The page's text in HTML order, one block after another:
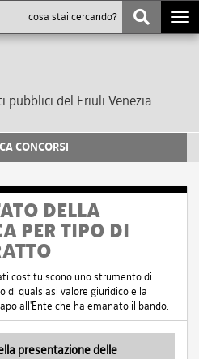
pubblici del Friuli Venezia
CONCORSI
DELLA
PER TIPO DI
costituiscono uno strumento di
di qualsiasi valore giuridico e la
all'Ente che ha emanato il bando.
presentazione delle